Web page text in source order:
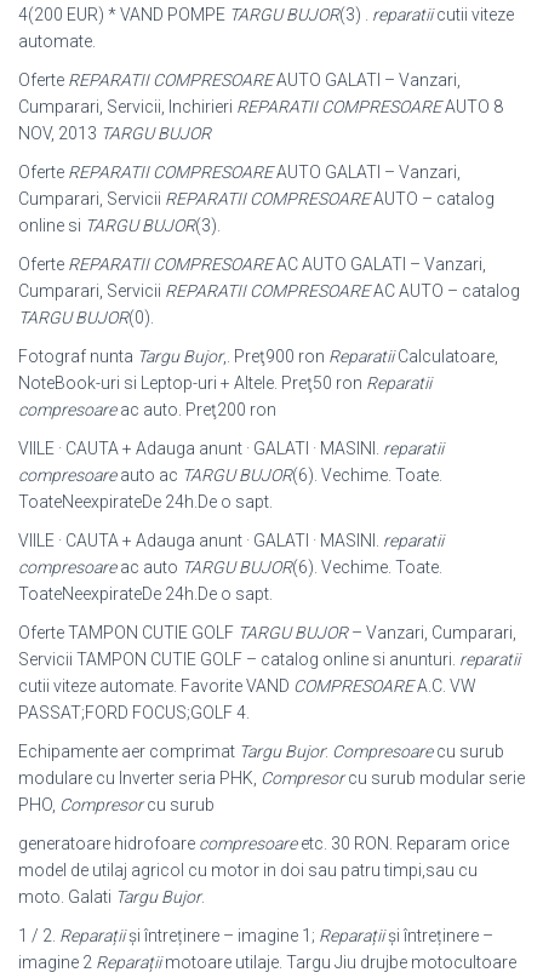
4(200 EUR) * VAND POMPE TARGU BUJOR(3) . reparatiicutii viteze
automate.
Oferte REPARATII COMPRESOAREAUTO GALATI – Vanzari,
Cumparari, Servicii, Inchirieri REPARATII COMPRESOAREAUTO 8
NOV, 2013 TARGU BUJOR
Oferte REPARATII COMPRESOAREAUTO GALATI – Vanzari,
Cumparari, Servicii REPARATII COMPRESOAREAUTO – catalog
online si TARGU BUJOR(3).
Oferte REPARATII COMPRESOAREAC AUTO GALATI – Vanzari,
Cumparari, Servicii REPARATII COMPRESOAREAC AUTO – catalog
TARGU BUJOR(0).
Fotograf nunta Targu Bujor,. Preţ900 ron ReparatiiCalculatoare,
NoteBook-uri si Leptop-uri + Altele. Preţ50 ron Reparatii
compresoareac auto. Preţ200 ron
VIILE · CAUTA + Adauga anunt · GALATI · MASINI. reparatii
compresoareauto ac TARGU BUJOR(6). Vechime. Toate.
ToateNeexpirateDe 24h.De o sapt.
VIILE · CAUTA + Adauga anunt · GALATI · MASINI. reparatii
compresoareac auto TARGU BUJOR(6). Vechime. Toate.
ToateNeexpirateDe 24h.De o sapt.
Oferte TAMPON CUTIE GOLF TARGU BUJOR– Vanzari, Cumparari,
Servicii TAMPON CUTIE GOLF – catalog online si anunturi. reparatii
cutii viteze automate. Favorite VAND COMPRESOAREA.C. VW
PASSAT;FORD FOCUS;GOLF 4.
Echipamente aer comprimat Targu Bujor: Compresoarecu surub
modulare cu Inverter seria PHK, Compresorcu surub modular serie
PHO, Compresorcu surub
generatoare hidrofoare compresoareetc. 30 RON. Reparam orice
model de utilaj agricol cu motor in doi sau patru timpi,sau cu
moto. Galati Targu Bujor.
1 / 2. Reparațiişi întreținere – imagine 1; Reparațiişi întreținere –
imagine 2 Reparațiimotoare utilaje. Targu Jiu drujbe motocultoare